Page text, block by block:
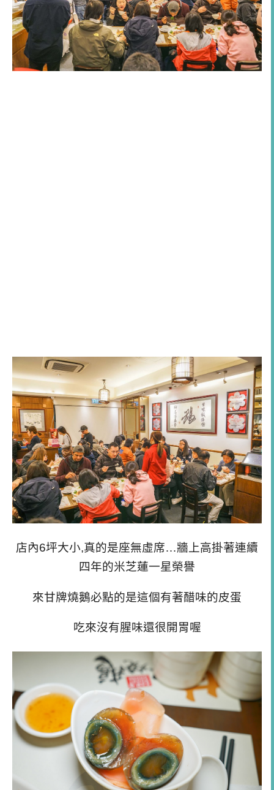
店內6坪大小,真的是座無虛席…牆上高掛著連續
四年的米芝蓮一星榮譽
來甘牌燒鵝必點的是這個有著醋味的皮蛋
吃來沒有腥味還很開胃喔